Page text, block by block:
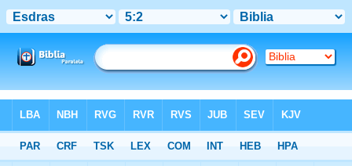
>Esdras> Capítulo 5> Verso 2